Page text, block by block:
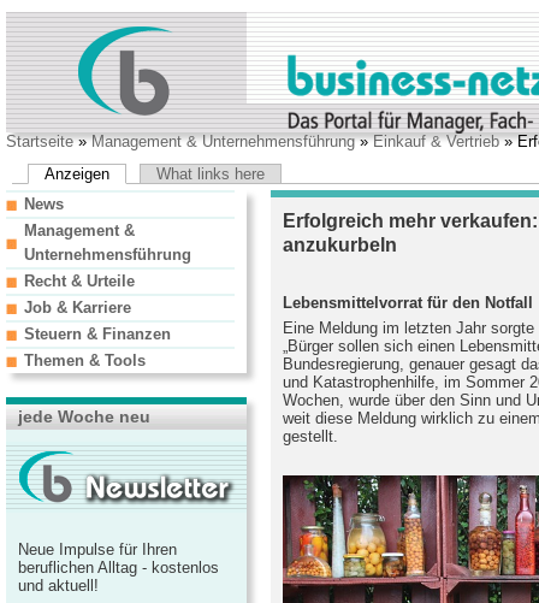
Startseite»Management & Unternehmensführung»Einkauf & Vertrieb»
Anzeigen
What links here
Erfolgreich mehr
anzukurbeln
Lebensmittelvorrat für den Notfall
Eine Meldung im letzten Jahr
„Bürger sollen sich einen
Bundesregierung, genauer gesagt
und Katastrophenhilfe, im Sommer
Wochen, wurde über den Sinn und
weit diese Meldung wirklich zu
gestellt.
News
Management &
Unternehmensführung
Recht & Urteile
Job & Karriere
Steuern & Finanzen
Themen & Tools
jede Woche neu
Neue Impulse für Ihren
beruflichen Alltag - kostenlos
und aktuell!